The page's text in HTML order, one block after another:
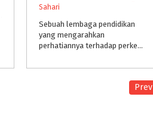
Sahari
Sebuah lembaga pendidikan
yang mengarahkan
perhatiannya terhadap perkembangan teknologi baru yang inovatif seperti halnya robot, yang dapat diajarkan kepada murid-murid di sekolah-sekolah sejak usia dini (mulai umur 4-18 tahun), baik dalam bentuk presenta
Prev